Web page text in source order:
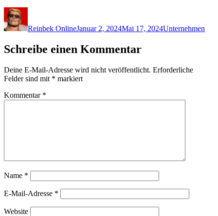
Reinbek OnlineJanuar 2, 2024Mai 17, 2024Unternehmen
Schreibe einen Kommentar
Deine E-Mail-Adresse wird nicht veröffentlicht. Erforderliche
Felder sind mit * markiert
Kommentar *
Name *
E-Mail-Adresse *
Website